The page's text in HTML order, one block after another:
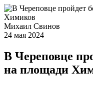
Михаил Свинов
24 мая 2024
В Череповце
на площади